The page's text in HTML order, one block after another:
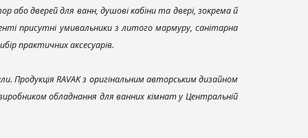
або дверей для ванн, душові кабіни та двері, зокрема й
присутні умивальники з литого мармуру, санітарна
практичних аксесуарів.
Продукція RAVAK з оригінальним авторським дизайном
обладнання для ванних кімнат у Центральній